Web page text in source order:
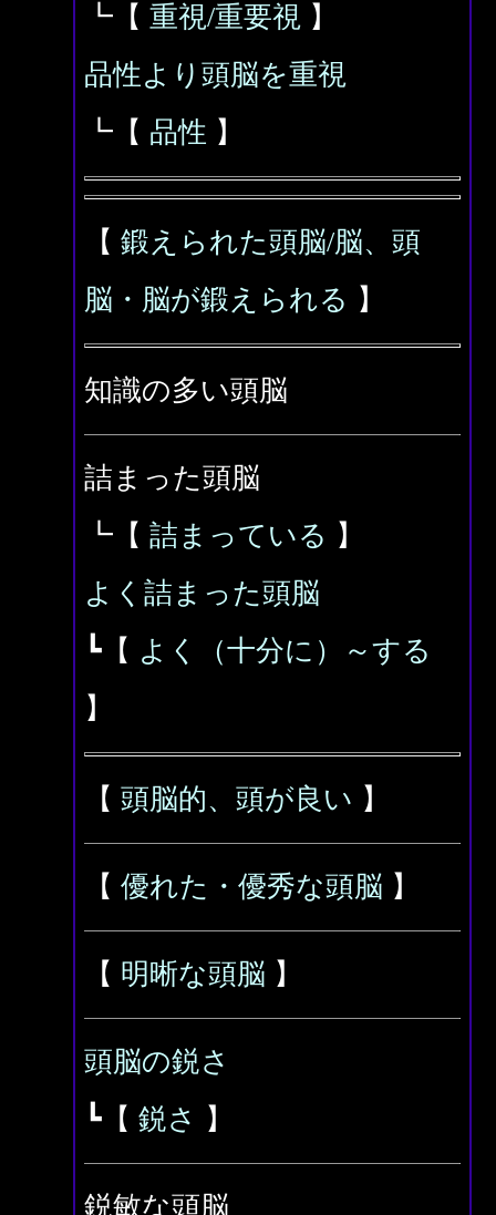
┗【 重視/重要視 】
品性より頭脳を重視
┗【 品性 】
【 鍛えられた頭脳/脳、頭
脳・脳が鍛えられる 】
知識の多い頭脳
詰まった頭脳
┗【 詰まっている 】
よく詰まった頭脳
┗【 よく（十分に）～する
】
【 頭脳的、頭が良い 】
【 優れた・優秀な頭脳 】
【 明晰な頭脳 】
頭脳の鋭さ
┗【 鋭さ 】
鋭敏な頭脳